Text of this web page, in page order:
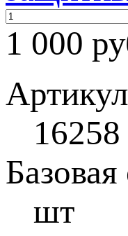
1 000
Артикул
16258
шт